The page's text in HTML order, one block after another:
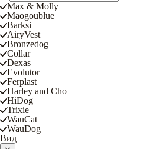
Max & Molly
Maogoublue
Barksi
AiryVest
Bronzedog
Collar
Dexas
Evolutor
Ferplast
Harley and Cho
HiDog
Trixie
WauCat
WauDog
Вид